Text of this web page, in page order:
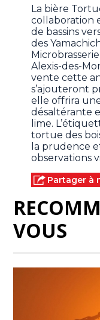
La bière
collaboration
de bassins
des
Alexis-des-
vente cette
s’ajouteront
elle offrira
désaltérante
lime.
tortue des
la prudence
observations
Partager à
VOUS